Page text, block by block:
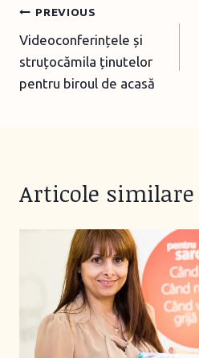
…
Post
navigation
PREVIOUS
Videoconferințele și
struțocămila ținutelor
pentru biroul de acasă
Articole similare